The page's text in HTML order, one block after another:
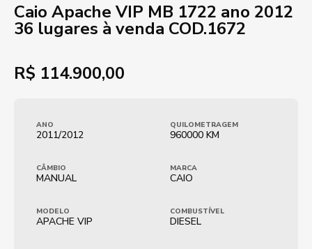
Caio Apache VIP MB 1722 ano 2012
36 lugares à venda COD.1672
R$ 114.900,00
ANO
2011/2012
QUILOMETRAGEM
960000 KM
CÂMBIO
MANUAL
MARCA
CAIO
MODELO
APACHE VIP
COMBUSTÍVEL
DIESEL